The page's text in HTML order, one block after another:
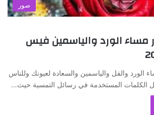
صور
مساء الورد والياسمين فيس
الورد والفل والياسمين والسعادة لعيونك وللناس
الكلمات المستخدمة في رسائل التمسية حيث…